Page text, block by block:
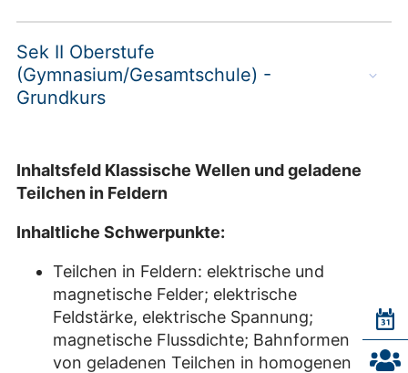
Sek II Oberstufe
(Gymnasium/Gesamtschule) -
Grundkurs
Inhaltsfeld Klassische Wellen und geladene
Teilchen in Feldern
Inhaltliche Schwerpunkte:
Teilchen in Feldern: elektrische und
magnetische Felder; elektrische
Feldstärke, elektrische Spannung;
magnetische Flussdichte; Bahnformen
von geladenen Teilchen in homogenen